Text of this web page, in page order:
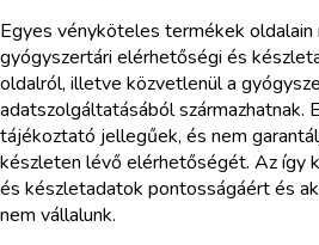
Egyes vényköteles termékek
gyógyszertári elérhetőségi és
oldalról, illetve közvetlenül a
adatszolgáltatásából származhatnak.
tájékoztató jellegűek, és nem
készleten lévő elérhetőségét. Az így
és készletadatok pontosságáért és
nem vállalunk.